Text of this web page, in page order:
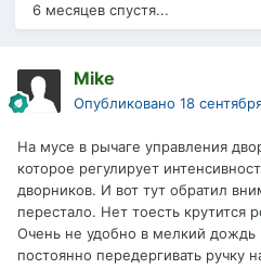
6 месяцев спустя...
Mike
Опубликовано 18
На мусе в рычаге управления
которое регулирует
дворников. И вот тут обратил
перестало. Нет тоесть крутится
Очень не удобно в мелкий
постоянно передергивать